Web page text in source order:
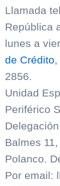
Llamada
República
lunes a
de Crédito
2856.
Unidad
Periférico
Balmes
Polanco.
Por email: